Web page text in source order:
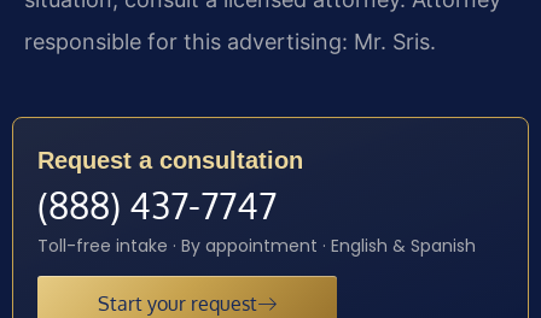
responsible for this advertising: Mr. Sris.
Request a consultation
(888) 437-7747
Toll-free intake · By appointment · English & Spanish
Start your request